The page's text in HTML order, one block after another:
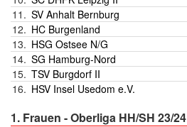
11. SV Anhalt Bernburg
12. HC Burgenland
13. HSG Ostsee N/G
14. SG Hamburg-Nord
15. TSV Burgdorf II
16. HSV Insel Usedom e.V.
1. Frauen - Oberliga HH/SH 23/24